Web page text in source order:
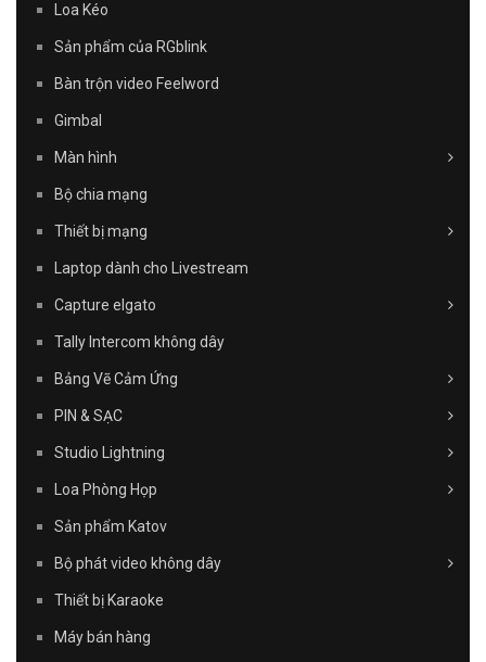
Loa Kéo
Sản phẩm của RGblink
Bàn trộn video Feelword
Gimbal
Màn hình
Bộ chia mạng
Thiết bị mạng
Laptop dành cho Livestream
Capture elgato
Tally Intercom không dây
Bảng Vẽ Cảm Ứng
PIN & SẠC
Studio Lightning
Loa Phòng Họp
Sản phẩm Katov
Bộ phát video không dây
Thiết bị Karaoke
Máy bán hàng